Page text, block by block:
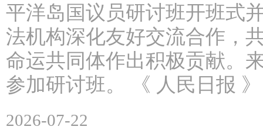
平洋岛国议员研讨班开班式
法机构深化友好交流合作，
命运共同体作出积极贡献。
参加研讨班。 《 人民日报
2026-07-22